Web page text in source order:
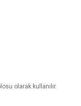
olarak kullanılır.